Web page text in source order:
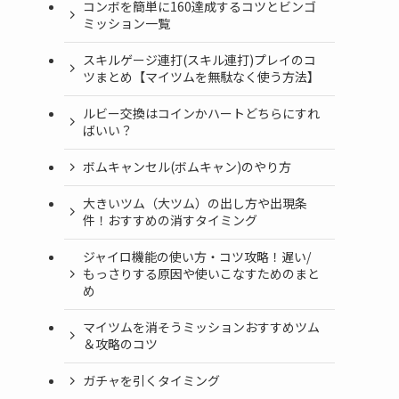
コンボを簡単に160達成するコツとビンゴ
ミッション一覧
スキルゲージ連打(スキル連打)プレイのコ
ツまとめ【マイツムを無駄なく使う方法】
ルビー交換はコインかハートどちらにすれ
ばいい？
ボムキャンセル(ボムキャン)のやり方
大きいツム（大ツム）の出し方や出現条
件！おすすめの消すタイミング
ジャイロ機能の使い方・コツ攻略！遅い/
もっさりする原因や使いこなすためのまと
め
マイツムを消そうミッションおすすめツム
＆攻略のコツ
ガチャを引くタイミング